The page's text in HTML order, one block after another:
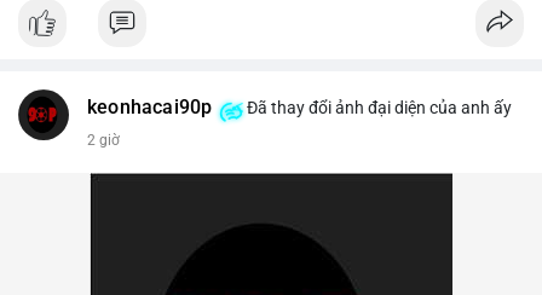
keonhacai90p Đã thay đổi ảnh đại diện của anh ấy
2 giờ